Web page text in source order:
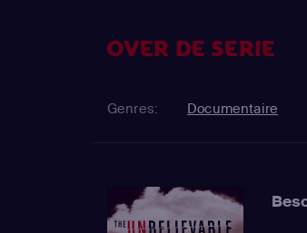
OVER DE SERIE
Genres: Documentaire